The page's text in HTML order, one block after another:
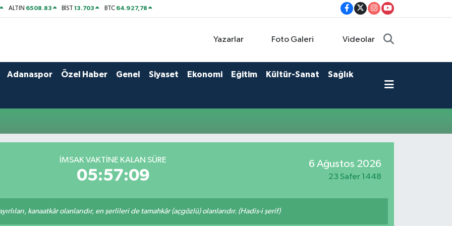
ALTIN 6508.83 BİST13.703 BTC 64.927,78
Yazarlar Foto Galeri Videolar
Adanaspor Özel Haber Genel Siyaset Ekonomi Eğitim Kültür-Sanat Sağlık
İMSAK VAKTINE KALAN SÜRE
05:57:09
6 Ağustos 2026
23 Safer 1448
kanaatkâr olanlarıdır, en şerlileri de tamahkâr (açgözlü) olanlarıdır. (Hadis-i şerif)